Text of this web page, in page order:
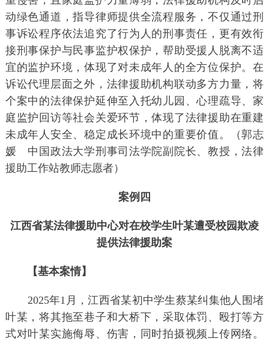
动绿色通道，指导律师提供全流程服务，不仅通过刑
事诉讼程序依法追究了行为人的刑事责任，更有效衔
接刑事保护与民事监护权保护，帮助受援人脱离不适
宜的监护环境，体现了对未成年人的全方位保护。在
诉讼代理层面之外，法律援助机构联动多方力量，将
个案中的法律保护延伸至入托幼儿园、心理疏导、家
庭监护回访等社会关爱环节，体现了法律援助在重建
未成年人安全、稳定成长环境中的重要价值。（郭志
媛 中国政法大学刑事司法学院副院长、教授，法律
援助工作站教师志愿者）
案例四
江西省某法律援助中心对在校学生叶某遭受校园欺凌
提供法律援助案
【基本案情】
2025年1月，江西省某初中学生蔡某纠集他人围堵
叶某，将其拖至巷子和大桥下，采取体罚、殴打等方
式对叶某实施侮辱、伤害，同时拍摄视频上传网络。